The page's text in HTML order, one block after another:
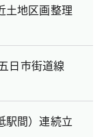
土地区画整理
日市街道線
駅間）連続立